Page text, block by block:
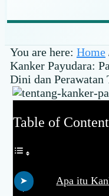
You are here: Home
Kanker Payudara:
Dini dan Perawatan
Table of
Apa itu